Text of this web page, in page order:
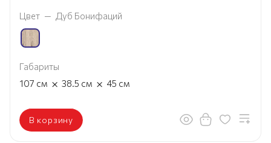
Цвет — Дуб Бонифаций
Габариты
107 см × 38.5 см × 45 см
В корзину